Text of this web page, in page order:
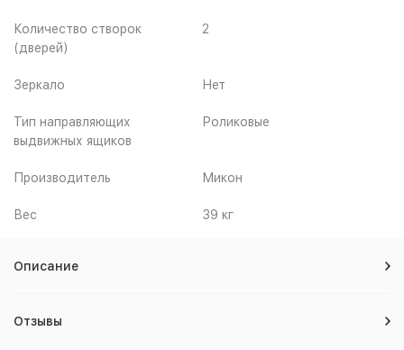
Количество створок
(дверей)
2
Зеркало Нет
Тип направляющих
выдвижных ящиков
Роликовые
Производитель Микон
Вес 39 кг
Описание
Отзывы